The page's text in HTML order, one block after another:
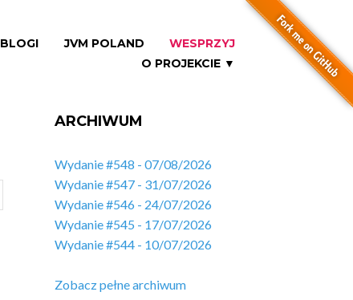
BLOGI JVM POLAND
WESPRZYJ
O PROJEKCIE ▼
ARCHIWUM
Wydanie #548 - 07/08/2026
Wydanie #547 - 31/07/2026
Wydanie #546 - 24/07/2026
Wydanie #545 - 17/07/2026
Wydanie #544 - 10/07/2026
Zobacz pełne archiwum